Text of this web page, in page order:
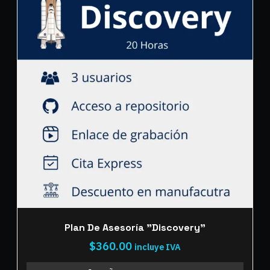
Plan De Asesoría "Discovery"
$360.00 incluye IVA